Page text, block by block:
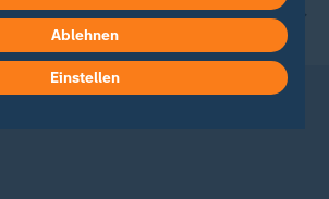
das Impressum.
findest du in unserer
Ablehnen
Einstellen